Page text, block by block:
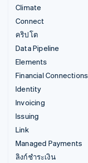
Climate
Connect
คริปโต
Data Pipeline
Elements
Financial Connections
Identity
Invoicing
Issuing
Link
Managed Payments
ลิงก์ชำระเงิน